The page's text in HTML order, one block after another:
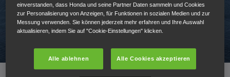
einverstanden, dass Honda und seine Partner Daten sammeln und Cookies
zur Personalisierung von Anzeigen, für Funktionen in sozialen Medien und zur
Messung verwenden. Sie können jederzeit mehr erfahren und Ihre Auswahl
aktualisieren, indem Sie auf "Cookie-Einstellungen" klicken.
Alle ablehnen Alle Cookies akzeptieren